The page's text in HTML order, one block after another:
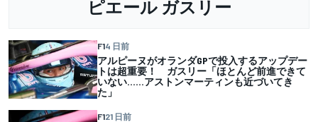
ピエール ガスリー
F14 日前
アルピーヌがオランダGPで投入するアップデー
トは超重要！ ガスリー「ほとんど前進できて
いない……アストンマーティンも近づいてき
た」
F121 日前